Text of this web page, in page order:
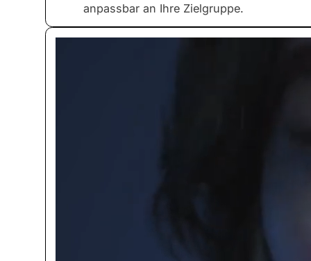
anpassbar an Ihre Zielgruppe.